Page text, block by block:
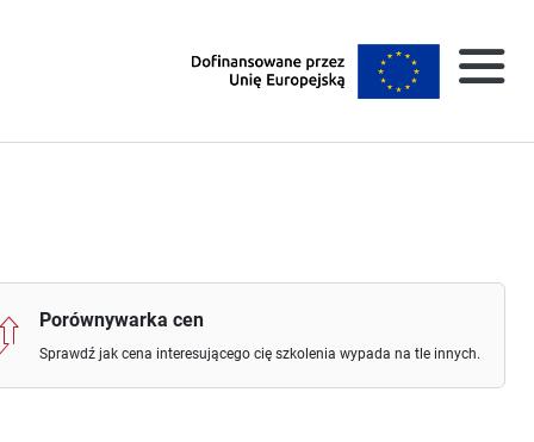
Porównywarka cen
Sprawdź jak cena interesującego cię szkolenia wypada na tle innych.